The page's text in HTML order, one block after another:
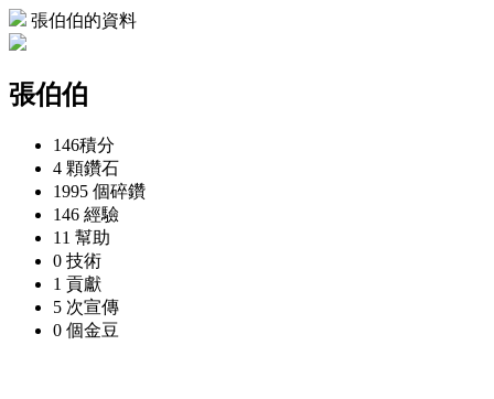
張伯伯的資料
張伯伯
146積分
4 顆鑽石
1995 個碎鑽
146 經驗
11 幫助
0 技術
1 貢獻
5 次宣傳
0 個金豆